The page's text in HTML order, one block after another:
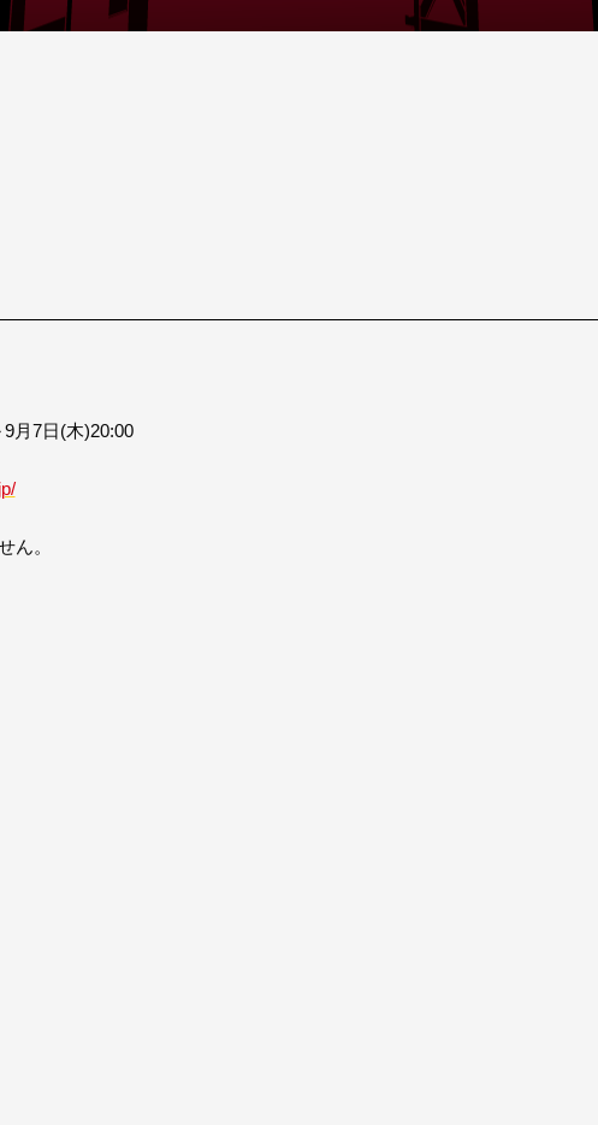
月7日(木)20:00
ん。